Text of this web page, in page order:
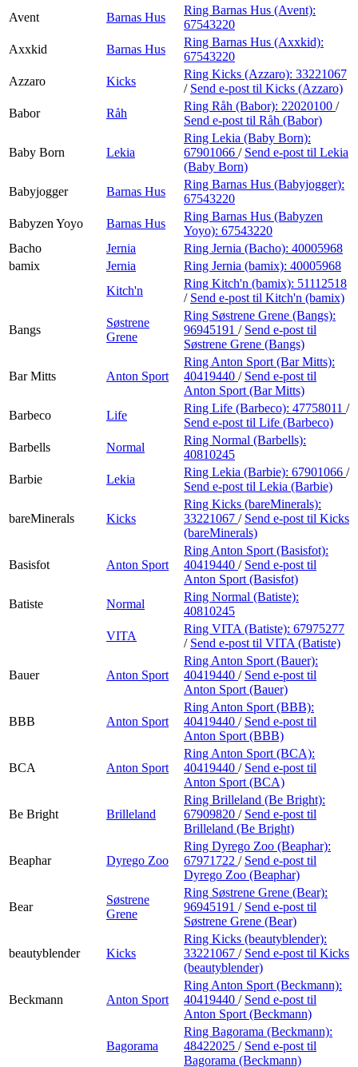
Avent
Barnas Hus
Ring Barnas Hus (Avent):
67543220
Axxkid
Barnas Hus
Ring Barnas Hus (Axxkid):
67543220
Azzaro
Kicks
Ring Kicks (Azzaro): 33221067
/ Send e-post til Kicks (Azzaro)
Babor
Råh
Ring Råh (Babor): 22020100 /
Send e-post til Råh (Babor)
Baby Born Lekia
Ring Lekia (Baby Born):
67901066 / Send e-post til Lekia
(Baby Born)
Babyjogger
Barnas Hus
Ring Barnas Hus (Babyjogger):
67543220
Babyzen Yoyo
Barnas Hus
Ring Barnas Hus (Babyzen
Yoyo): 67543220
Bacho
Jernia Ring Jernia (Bacho): 40005968
bamix
Jernia Ring Jernia (bamix): 40005968
Kitch'n
Ring Kitch'n (bamix): 51112518
/ Send e-post til Kitch'n (bamix)
Bangs
Søstrene
Grene
Ring Søstrene Grene (Bangs):
96945191 / Send e-post til
Søstrene Grene (Bangs)
Bar Mitts Anton Sport
Ring Anton Sport (Bar Mitts):
40419440 / Send e-post til
Anton Sport (Bar Mitts)
Barbeco
Life
Ring Life (Barbeco): 47758011 /
Send e-post til Life (Barbeco)
Barbells
Normal
Ring Normal (Barbells):
40810245
Barbie
Lekia
Ring Lekia (Barbie): 67901066 /
Send e-post til Lekia (Barbie)
bareMinerals Kicks
Ring Kicks (bareMinerals):
33221067 / Send e-post til Kicks
(bareMinerals)
Basisfot Anton Sport
Ring Anton Sport (Basisfot):
40419440 / Send e-post til
Anton Sport (Basisfot)
Batiste
Normal
Ring Normal (Batiste):
40810245
VITA
Ring VITA (Batiste): 67975277
/ Send e-post til VITA (Batiste)
Bauer Anton Sport
Ring Anton Sport (Bauer):
40419440 / Send e-post til
Anton Sport (Bauer)
BBB Anton Sport
Ring Anton Sport (BBB):
40419440 / Send e-post til
Anton Sport (BBB)
BCA Anton Sport
Ring Anton Sport (BCA):
40419440 / Send e-post til
Anton Sport (BCA)
Be Bright Brilleland
Ring Brilleland (Be Bright):
67909820 / Send e-post til
Brilleland (Be Bright)
Beaphar Dyrego Zoo
Ring Dyrego Zoo (Beaphar):
67971722 / Send e-post til
Dyrego Zoo (Beaphar)
Bear
Søstrene
Grene
Ring Søstrene Grene (Bear):
96945191 / Send e-post til
Søstrene Grene (Bear)
beautyblender Kicks
Ring Kicks (beautyblender):
33221067 / Send e-post til Kicks
(beautyblender)
Beckmann Anton Sport
Ring Anton Sport (Beckmann):
40419440 / Send e-post til
Anton Sport (Beckmann)
Bagorama
Ring Bagorama (Beckmann):
48422025 / Send e-post til
Bagorama (Beckmann)